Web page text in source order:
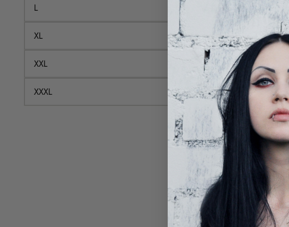
L 72
XL 76
XXL 80
XXXL 84